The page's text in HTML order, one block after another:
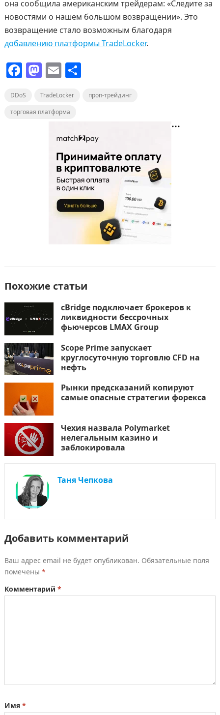
она сообщила американским трейдерам: «Следите за
новостями о нашем большом возвращении». Это
возвращение стало возможным благодаря
добавлению платформы TradeLocker.
F
c
e
M
st
o
E
ai
l
О
п
а
в
и
т
ь
DDoS TradeLocker
проп-трейдинг
торговая платформа
Похожие статьи
cBridge подключает брокеров к
ликвидности бессрочных
фьючерсов LMAX Group
Scope Prime запускает
круглосуточную торговлю CFD на
нефть
Рынки предсказаний копируют
самые опасные стратегии форекса
Чехия назвала Polymarket
нелегальным казино и
заблокировала
Таня Чепкова
Добавить комментарий
Ваш адрес email не будет опубликован. Обязательные поля
помечены *
Комментарий *
Имя *